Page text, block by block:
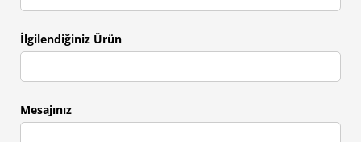
İlgilendiğiniz Ürün
Mesajınız